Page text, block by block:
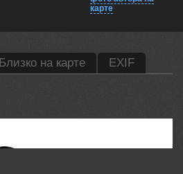
карте
Близко на карте EXIF